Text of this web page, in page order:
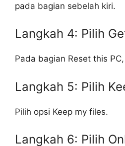
pada bagian sebelah kiri.
Langkah 4: Pilih
Pada bagian Reset this
Langkah 5: Pilih
Pilih opsi Keep my files.
Langkah 6: Pilih